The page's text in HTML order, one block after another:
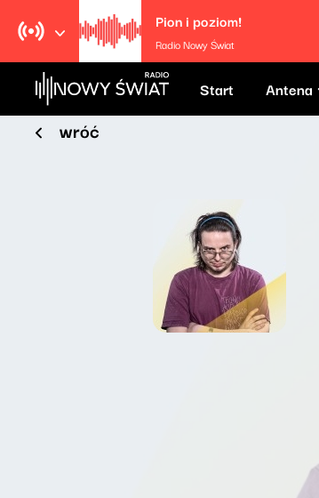
Pion i poziom!
Radio Nowy Świat
Start Antena
wróć